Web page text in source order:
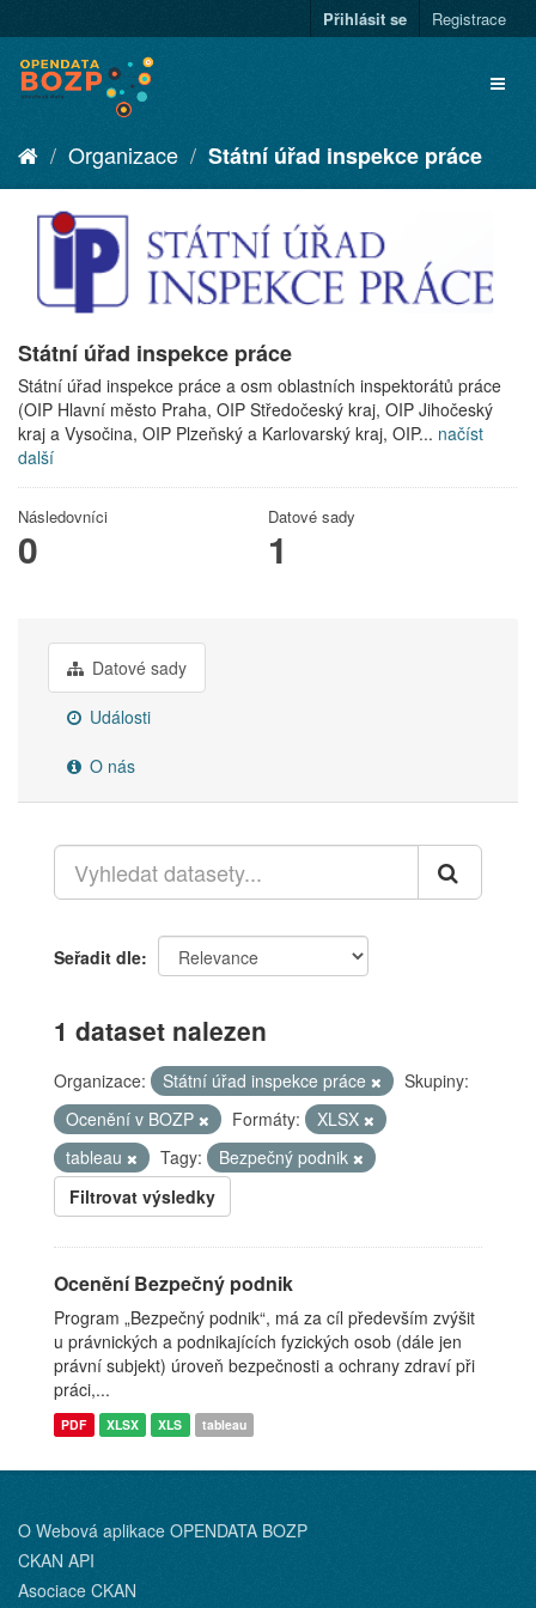
Přihlásit se Registrace
Organizace Státní úřad inspekce práce
Státní úřad inspekce práce
Státní úřad inspekce práce a osm oblastních inspektorátů práce
(OIP Hlavní město Praha, OIP Středočeský kraj, OIP Jihočeský
kraj a Vysočina, OIP Plzeňský a Karlovarský kraj, OIP... načíst
další
Následovníci
0
Datové sady
1
Datové sady
Události
O nás
Seřadit dle
1 dataset nalezen
Organizace: Státní úřad inspekce práce
Skupiny:
Ocenění v BOZP
Formáty:
XLSX
tableau
Tagy:
Bezpečný podnik
Filtrovat výsledky
Ocenění Bezpečný podnik
Program „Bezpečný podnik“, má za cíl především zvýšit
u právnických a podnikajících fyzických osob (dále jen
právní subjekt) úroveň bezpečnosti a ochrany zdraví při
práci,...
PDF XLSX XLS tableau
O Webová aplikace OPENDATA BOZP
CKAN API
Asociace CKAN